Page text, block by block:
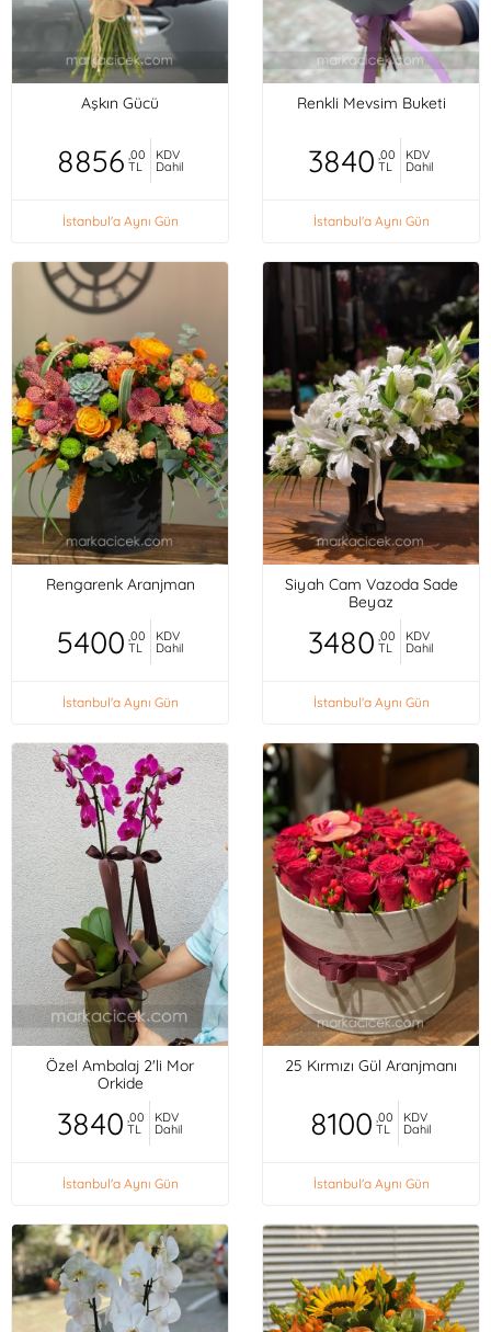
Aşkın Gücü
8856 ,00
TL
KDV
Dahil
İstanbul'a Aynı Gün
Renkli Mevsim Buketi
3840 ,00
TL
KDV
Dahil
İstanbul'a Aynı Gün
Rengarenk Aranjman
5400 ,00
TL
KDV
Dahil
İstanbul'a Aynı Gün
Siyah Cam Vazoda Sade
Beyaz
3480 ,00
TL
KDV
Dahil
İstanbul'a Aynı Gün
Özel Ambalaj 2'li Mor
Orkide
3840 ,00
TL
KDV
Dahil
İstanbul'a Aynı Gün
25 Kırmızı Gül Aranjmanı
8100 ,00
TL
KDV
Dahil
İstanbul'a Aynı Gün